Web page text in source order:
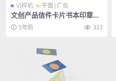
VI样机 平面|广告
文创产品信件卡片书本印章办
公用品psd样机
5年前 333